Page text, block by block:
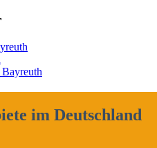
im Deutschland